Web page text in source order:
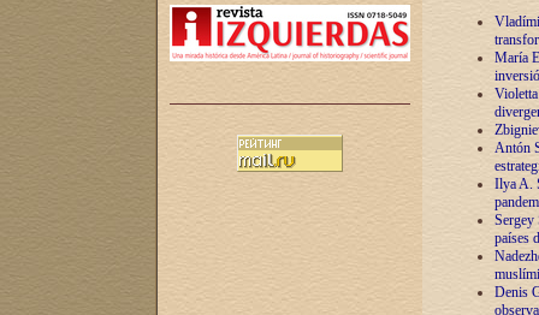
María
Antón
Ilya A.
Sergey
países
Denis